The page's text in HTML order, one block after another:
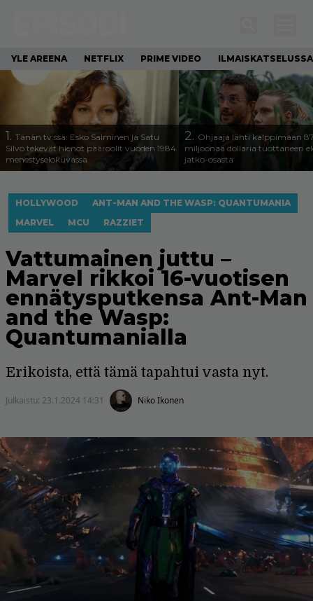
YLE AREENA NETFLIX PRIME VIDEO ILMAISKATSELUSSA
1. Tänän tv:ssä: Esko Salminen ja Satu
Silvo tekevät hienot pääroolit vuoden 1984
menestyselokuvassa
2. Ohjaaja lähti kalppimaan
miljoonaa dollaria tuottaneen
jatko-osasta
HOLLYWOOD
ANT-MAN AND THE WASP: QUANTUMANIA
MARVEL
MCU RAZZIET
Vattumainen juttu –
Marvel rikkoi 16-vuotisen
ennätysputkensa Ant-Man
and the Wasp:
Quantumanialla
Erikoista, että tämä tapahtui vasta nyt.
Julkaistu: 23.1.2024 14:31 Niko Ikonen